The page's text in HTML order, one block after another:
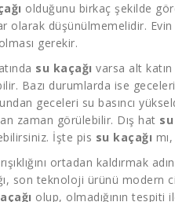
olduğunu birkaç şekilde
olarak düşünülmemelidir.
gerekir.
su kaçağı varsa alt
Bazı durumlarda ise
geceleri su basıncı
zaman görülebilir. Dış hat
İşte pis su kaçağı
ortadan kaldırmak
son teknoloji ürünü
olup, olmadığının tespiti